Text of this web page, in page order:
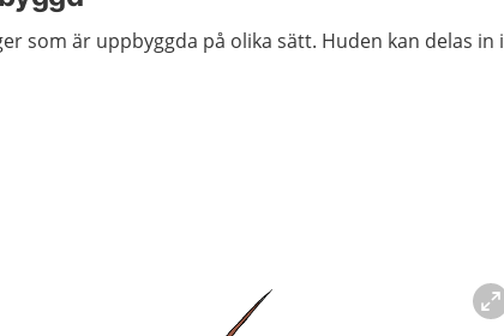
som är uppbyggda på olika sätt. Huden kan delas in i